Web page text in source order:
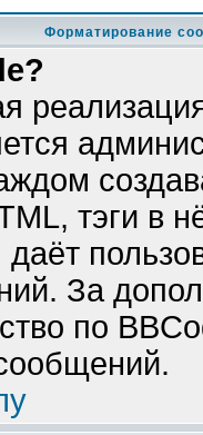
Форматирование
тэги в
За
по